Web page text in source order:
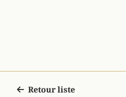
Retour liste